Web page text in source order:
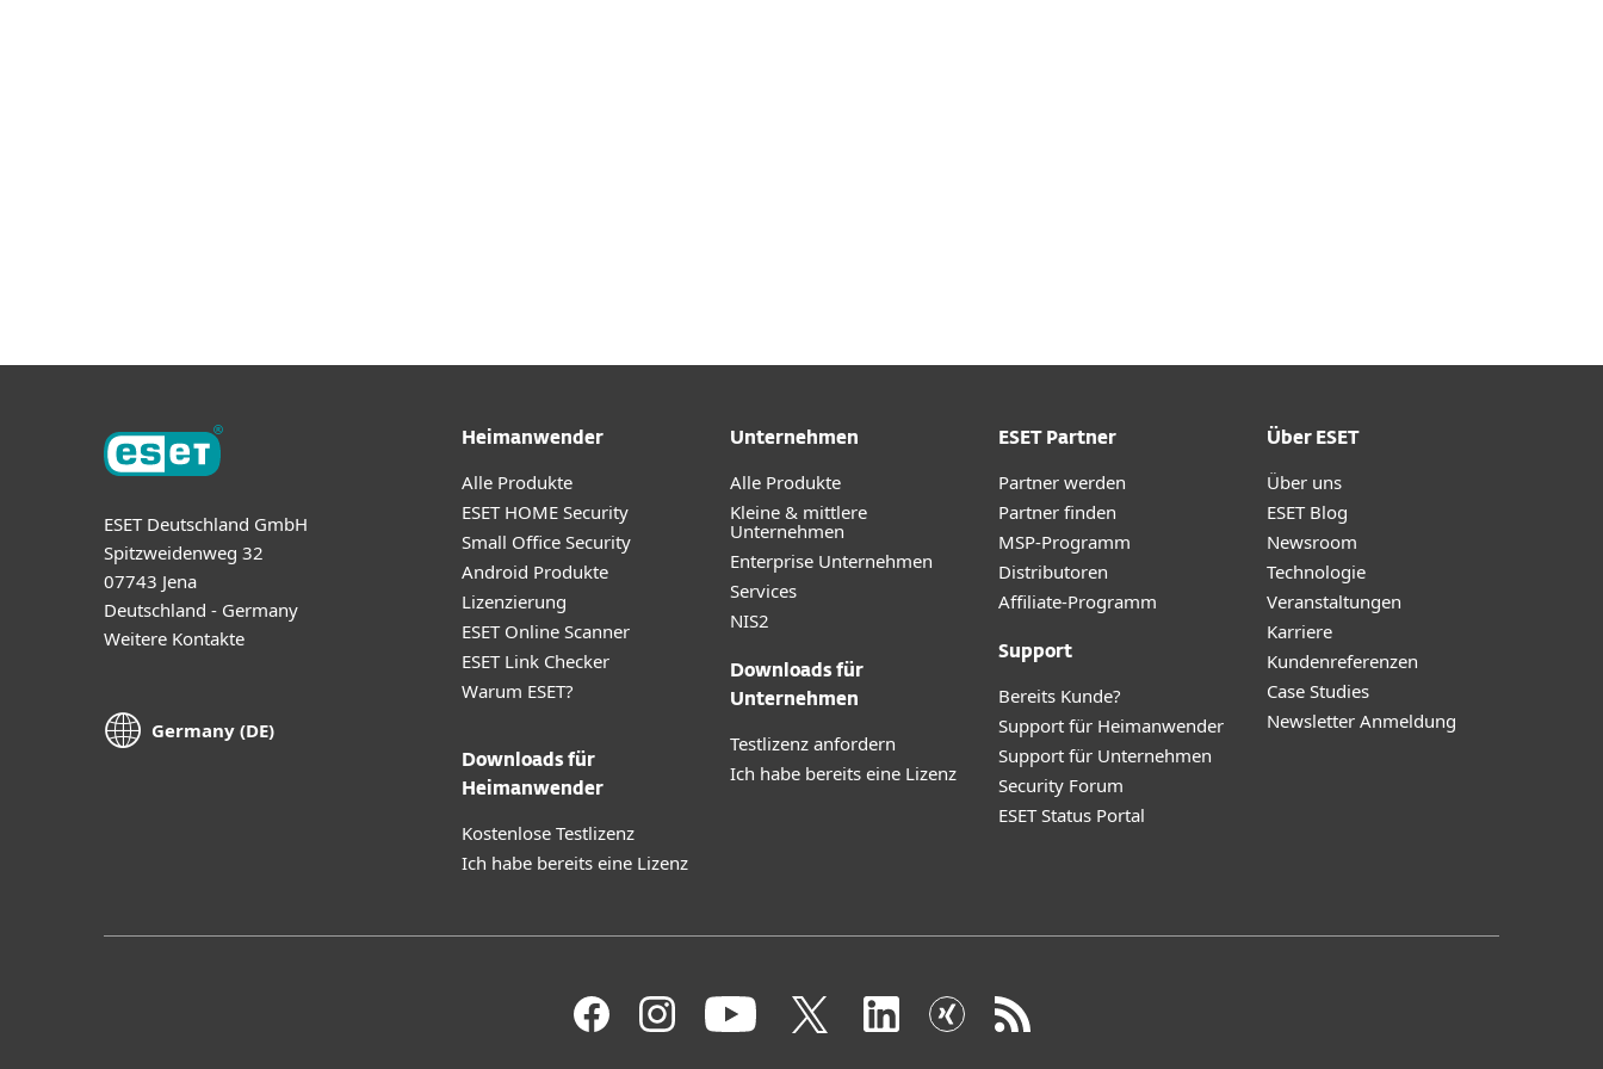
ESET Deutschland GmbH
Spitzweidenweg 32
07743 Jena
Deutschland - Germany
Weitere Kontakte
Germany (DE)
Heimanwender
Alle Produkte
ESET HOME Security
Small Office Security
Android Produkte
Lizenzierung
ESET Online Scanner
ESET Link Checker
Warum ESET?
Downloads für
Heimanwender
Kostenlose Testlizenz
Ich habe bereits eine Lizenz
Unternehmen
Alle Produkte
Kleine & mittlere
Unternehmen
Enterprise Unternehmen
Services
NIS2
Downloads für
Unternehmen
Testlizenz anfordern
Ich habe bereits eine Lizenz
ESET Partner
Partner werden
Partner finden
MSP-Programm
Distributoren
Affiliate-Programm
Support
Bereits Kunde?
Support für Heimanwender
Support für Unternehmen
Security Forum
ESET Status Portal
Über ESET
Über uns
ESET Blog
Newsroom
Technologie
Veranstaltungen
Karriere
Kundenreferenzen
Case Studies
Newsletter Anmeldung